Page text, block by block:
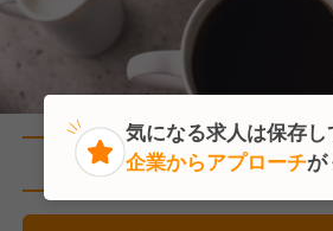
直近2人がこの求人
気になる求人は保存し
企業からアプローチが